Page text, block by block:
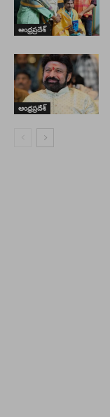
ఆంధ్రప్రదేశ్
ఆంధ్రప్రదేశ్